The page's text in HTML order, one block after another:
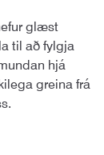
glæst
til að fylgja
hjá
greina frá